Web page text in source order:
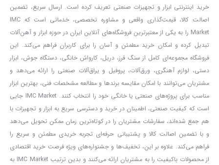
ندارید و یا نیازی به برش‌کاری اجسام در فضاهای دور از دسترس ندارید، به
شما پیشنهاد می‌کنیم مدل‌های مینی فرز دسته بلند کنزاکس را خریداری
نمایید. اما برای حرفه‌ای‌ها مینی فرز 700 وات دسته کوتاه کنزاکس مدل
KAG-3147 بدون شک یک انتخاب جذاب و کارآمد خواهد بود. برای مطالعه
دقیق‌تر ویژگی‌های فنی این محصول، در بخش بعدی با ما همراه باشید.
این مینی فرز با ولتاژ 220 تا 240 ولت و فرکانس 50 هرتز کار می‌کند.
این باعث شده تا با برق خانگی ایران نیز به طور کامل سازگار باشد و از
سوی دیگر، روشن کردن آن باعث ایجاد نوسانات ولتاژی در برق خانه یا
محله نمی‌شود.
این محصول از یک موتور کارآمد با قدرت 700 وات بهره‌مند شده است.
این موتور قدرتمند می‌تواند در حالت آزاد، 11000 دور در دقیقه سنگ فرز
خرید اینترنتی ابزار و تجهیزات صنعتی تعریف کرده است. ارسال سریع، تضمین
اصالت کالا، قیمت‌گذاری واقعی و مشاوره تخصصی، خدماتی است که IMC
Market را به یکی از معتبرترین فروشگاه‌های آنلاین ایران در حوزه ابزار و آهن‌آلات
تبدیل کرده و امکان خرید مطمئن و آسان را برای کاربران فراهم می‌کند. این
فروشگاه مجموعه‌ای کامل از سنگ فرز، دریل، کارواش خانگی، دستگاه جوش، ابزار
دستی، لوازم آهنگری، ورق‌آلات، پروفیل و یراق‌آلات صنعتی را ارائه می‌دهد و
مشتریان می‌توانند با امکان مقایسه برندها و مطالعه مشخصات فنی، بهترین ابزار
مناسب برای پروژه‌های صنعتی یا خانگی خود را انتخاب کنند. IMC Market جایی
است که کیفیت صنعتی، اطمینان در خرید و دسترسی سریع به ابزار و تجهیزات با
هم جمع شده‌اند، سفارشات مشتریان را در کوتاه‌ترین زمان ممکن تحویل می‌دهد
و با تضمین اصالت کالا و پشتیبانی حرفه‌ای تجربه خریدی مطمئن و سریع را
فراهم می‌کند. علاوه بر این، تخفیف‌ها و جشنواره‌های ویژه فرصت خرید اقتصادی
از محصولات باکیفیت را به مشتریان ارائه می‌کنند و بدین ترتیب IMC Market به